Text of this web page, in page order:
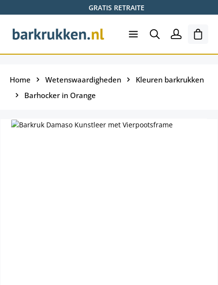
GRATIS RETRAITE
Home Wetenswaardigheden
Kleuren barkrukken
Barhocker in Orange